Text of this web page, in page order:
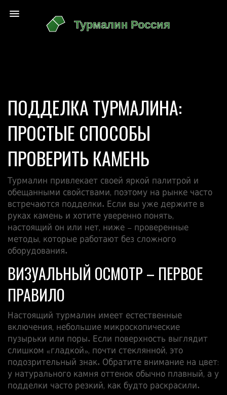
ПОДДЕЛКА ТУРМАЛИНА:
ПРОСТЫЕ СПОСОБЫ
ПРОВЕРИТЬ КАМЕНЬ
Турмалин привлекает своей яркой палитрой и
обещанными свойствами, поэтому на рынке часто
встречаются подделки. Если вы уже держите в
руках камень и хотите уверенно понять,
настоящий он или нет, ниже – проверенные
методы, которые работают без сложного
оборудования.
ВИЗУАЛЬНЫЙ ОСМОТР – ПЕРВОЕ
ПРАВИЛО
Настоящий турмалин имеет естественные
включения, небольшие микроскопические
пузырьки или поры. Если поверхность выглядит
слишком «гладкой», почти стеклянной, это
подозрительный знак. Обратите внимание на цвет:
у натурального камня оттенок обычно плавный, а у
подделки часто резкий, как будто раскрасили.